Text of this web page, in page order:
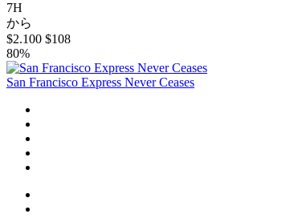
7H
から
$2.100 $108
80%
San Francisco Express Never Ceases